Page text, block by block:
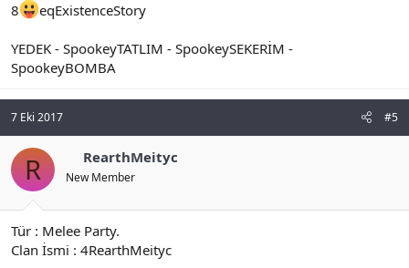
8
eqExistenceStory
YEDEK - SpookeyTATLIM - SpookeySEKERİM -
SpookeyBOMBA
7 Eki 2017 #5
R RearthMeityc
New Member
Tür : Melee Party.
Clan İsmi : 4RearthMeityc